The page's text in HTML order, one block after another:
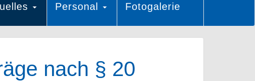
Personal Fotogalerie
nach § 20